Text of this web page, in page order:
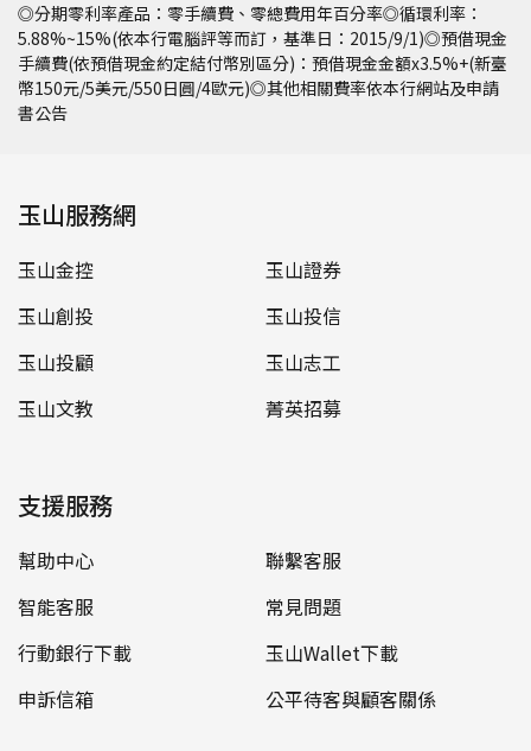
◎分期零利率產品：零手續費、零總費用年百分率◎循環利率：
5.88%~15%(依本行電腦評等而訂，基準日：2015/9/1)◎預借現金
手續費(依預借現金約定結付幣別區分)：預借現金金額x3.5%+(新臺
幣150元/5美元/550日圓/4歐元)◎其他相關費率依本行網站及申請
書公告
玉山服務網
玉山金控
玉山證券
玉山創投
玉山投信
玉山投顧
玉山志工
玉山文教
菁英招募
支援服務
幫助中心
聯繫客服
智能客服
常見問題
行動銀行下載
玉山Wallet下載
申訴信箱
公平待客與顧客關係